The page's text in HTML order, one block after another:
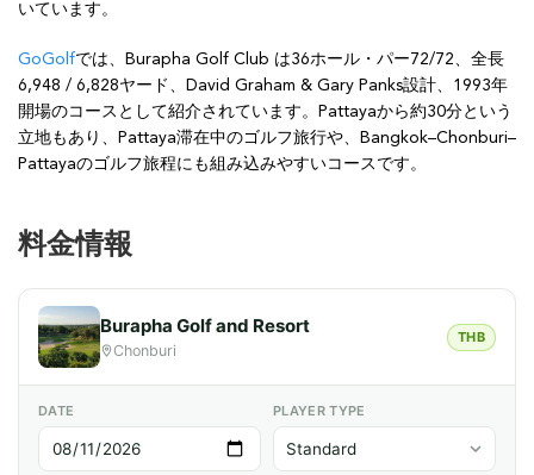
いています。
GoGolfでは、Burapha Golf Club は36ホール・パー72/72、全長
6,948 / 6,828ヤード、David Graham & Gary Panks設計、1993年
開場のコースとして紹介されています。Pattayaから約30分という
立地もあり、Pattaya滞在中のゴルフ旅行や、Bangkok–Chonburi–
Pattayaのゴルフ旅程にも組み込みやすいコースです。
料金情報